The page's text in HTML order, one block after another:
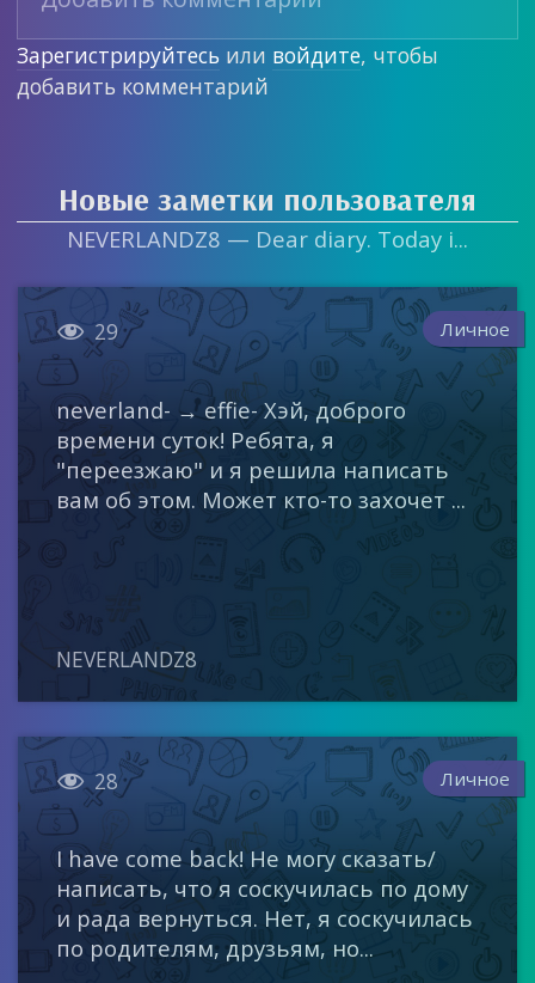
Зарегистрируйтесь или войдите, чтобы
добавить комментарий
Новые заметки пользователя
NEVERLANDZ8 — Dear diary. Today i...
 29 Личное
neverland- → effie- Хэй, доброго
времени суток! Ребята, я
"переезжаю" и я решила написать
вам об этом. Может кто-то захочет ...
NEVERLANDZ8
 28 Личное
I have come back! Не могу сказать/
написать, что я соскучилась по дому
и рада вернуться. Нет, я соскучилась
по родителям, друзьям, но...